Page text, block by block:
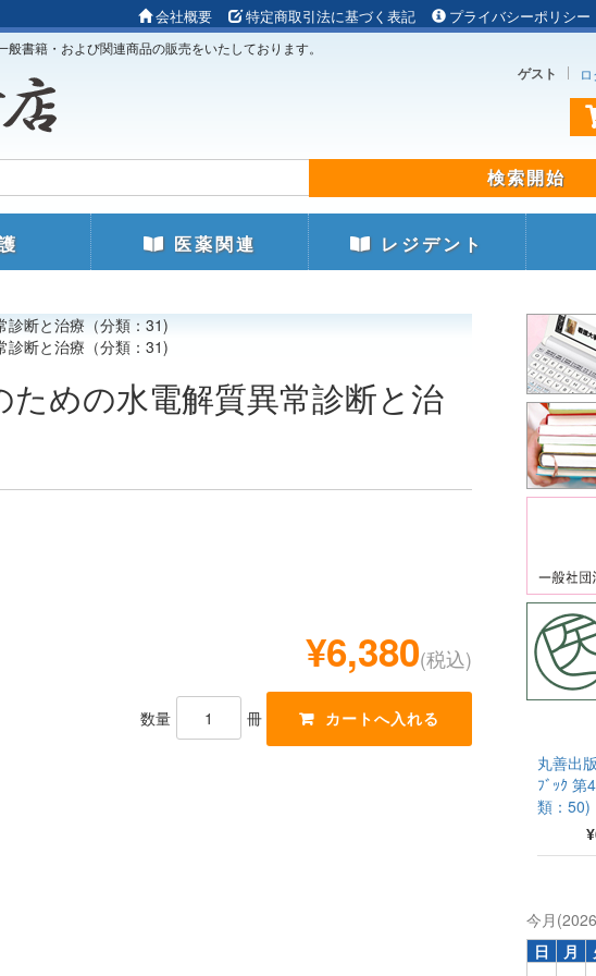
会社概要 特定商取引法に基づく表記 プライバシーポリシー
書籍・および関連商品の販売をいたしております。
ゲスト
医薬関連 レジデント
診断と治療（分類：31)
診断と治療（分類：31)
めの水電解質異常診断と治
¥6,380(税込)
数量 冊
丸善出
ﾌﾞｯｸ 第
類：50)
今月
日
月